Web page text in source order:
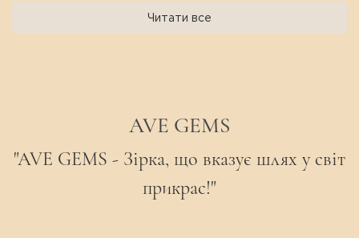
Читати все
AVE GEMS
"AVE GEMS - Зірка, що вказує шлях у світ
прикрас!"